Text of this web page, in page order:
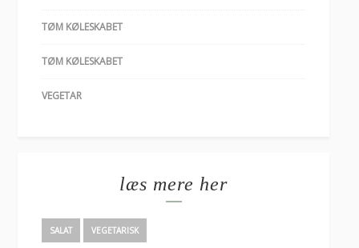
TØM KØLESKABET
TØM KØLESKABET
VEGETAR
læs mere her
SALAT VEGETARISK